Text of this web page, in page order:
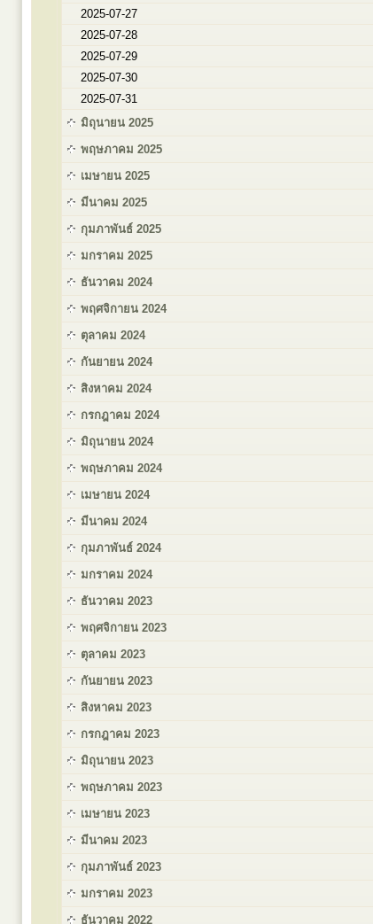
2025-07-27
2025-07-28
2025-07-29
2025-07-30
2025-07-31
มิถุนายน 2025
พฤษภาคม 2025
เมษายน 2025
มีนาคม 2025
กุมภาพันธ์ 2025
มกราคม 2025
ธันวาคม 2024
พฤศจิกายน 2024
ตุลาคม 2024
กันยายน 2024
สิงหาคม 2024
กรกฎาคม 2024
มิถุนายน 2024
พฤษภาคม 2024
เมษายน 2024
มีนาคม 2024
กุมภาพันธ์ 2024
มกราคม 2024
ธันวาคม 2023
พฤศจิกายน 2023
ตุลาคม 2023
กันยายน 2023
สิงหาคม 2023
กรกฎาคม 2023
มิถุนายน 2023
พฤษภาคม 2023
เมษายน 2023
มีนาคม 2023
กุมภาพันธ์ 2023
มกราคม 2023
ธันวาคม 2022